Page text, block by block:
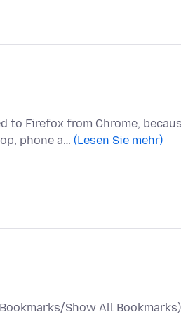
to Firefox from Chrome,
phone a… (Lesen Sie mehr)
Show All